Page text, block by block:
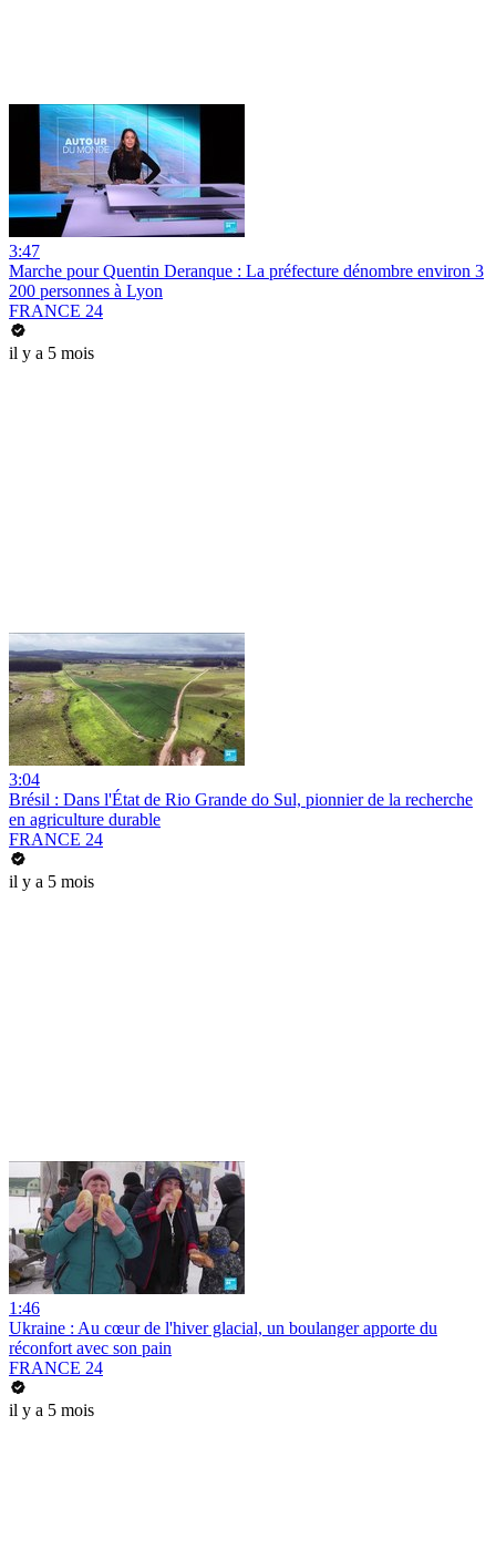
3:47
Marche pour Quentin Deranque : La préfecture dénombre environ 3
200 personnes à Lyon
FRANCE 24
il y a 5 mois
3:04
Brésil : Dans l'État de Rio Grande do Sul, pionnier de la recherche
en agriculture durable
FRANCE 24
il y a 5 mois
1:46
Ukraine : Au cœur de l'hiver glacial, un boulanger apporte du
réconfort avec son pain
FRANCE 24
il y a 5 mois